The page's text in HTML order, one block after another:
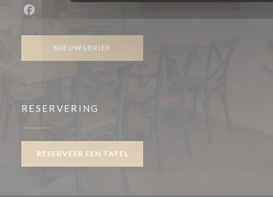
Facebook ((opent in een nieuw venster))
NIEUWSBRIEF
RESERVERING
RESERVEER EEN TAFEL